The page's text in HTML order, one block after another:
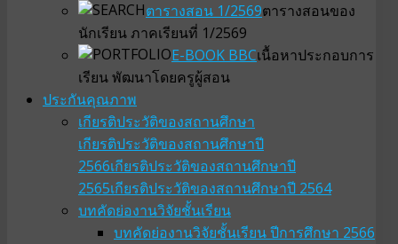
ตารางสอน 1/2569ตารางสอนของ
นักเรียน ภาคเรียนที่ 1/2569
E-BOOK BBCเนื้อหาประกอบการ
เรียน พัฒนาโดยครูผู้สอน
ประกันคุณภาพ
เกียรติประวัติของสถานศึกษา
เกียรติประวัติของสถานศึกษาปี
2566เกียรติประวัติของสถานศึกษาปี
2565เกียรติประวัติของสถานศึกษาปี 2564
บทคัดย่องานวิจัยชั้นเรียน
บทคัดย่องานวิจัยชั้นเรียน ปีการศึกษา 2566